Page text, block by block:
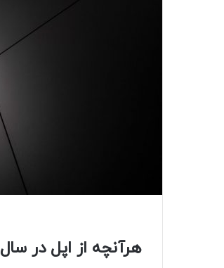
هرآنچه از اپل در سال ۲۰۲۵ می‌بینیم؛ از آیفون ۱۷ تا مک‌های M5